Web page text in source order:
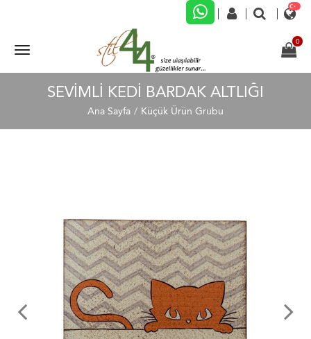
SEVİMLİ KEDİ BARDAK ALTLIĞI
Ana Sayfa Küçük Ürün Grubu